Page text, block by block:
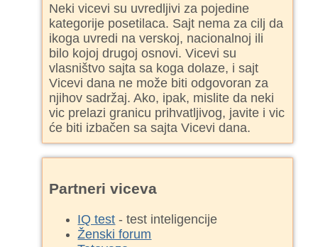
Neki vicevi su uvredljivi za pojedine
kategorije posetilaca. Sajt nema za cilj da
ikoga uvredi na verskoj, nacionalnoj ili
bilo kojoj drugoj osnovi. Vicevi su
vlasništvo sajta sa koga dolaze, i sajt
Vicevi dana ne može biti odgovoran za
njihov sadržaj. Ako, ipak, mislite da neki
vic prelazi granicu prihvatljivog, javite i vic
će biti izbačen sa sajta Vicevi dana.
Partneri viceva
IQ test - test inteligencije
Ženski forum